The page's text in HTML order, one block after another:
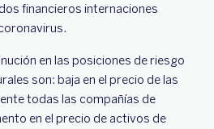
financieros internaciones
en las posiciones de riesgo
son: baja en el precio de las
todas las compañías de
en el precio de activos de